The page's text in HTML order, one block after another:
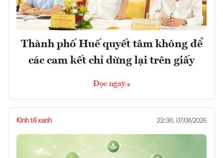
Thành phố Huế quyết tâm không để
các cam kết chỉ dừng lại trên giấy
Đọc ngay
Kinh tế xanh 22:38, 07/08/2026